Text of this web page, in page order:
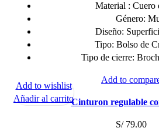
Material : Cuero
Género:
Diseño:
Tipo: Bolso de
Tipo de cierre:
variantes.
opciones
se
pueden
la
Add to
Cinturon regulable
S/79.00
Add to wishlist
Añadir al carrito